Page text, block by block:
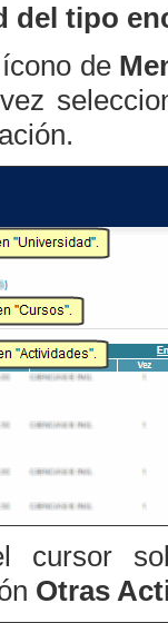
del tipo
de
cursor
Otras